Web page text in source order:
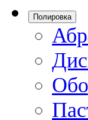
Полировка